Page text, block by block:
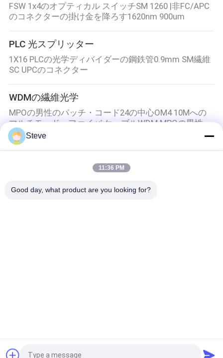
FSW 1x4のオプティカル スイッチSM 1260 |非FC/APC
のコネクターの掛け金を降ろす1620nm 900um
PLC 光スプリッター
1X16 PLCの光学ディバイダーの鋼鉄管0.9mm SM繊維
SC UPCのコネクター
WDMの繊維光学
MPOの男性のパッチ・コード24の中心OM4 10Mへの
マルチモード・ファイバ ケーブルWDM MPOの男性
WDMの解決
40G 100G デュアルファイバー - シングルファイバー
Steve
11:36 PM
Good day, what product are you looking for?